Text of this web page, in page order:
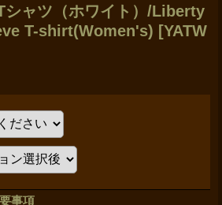
シャツ（ホワイト）/Liberty
T-shirt(Women's) [YATW
事項